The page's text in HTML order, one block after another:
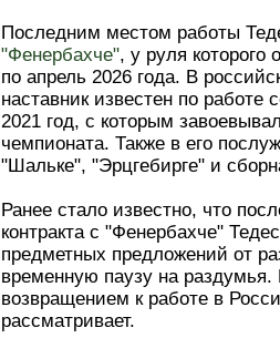
Последним местом работы
"Фенербахче", у руля которого
по апрель 2026 года. В
наставник известен по работе
2021 год, с которым
чемпионата. Также в его
"Шальке", "Эрцгебирге" и
Ранее стало известно, что
контракта с "Фенербахче"
предметных предложений от
временную паузу на
возвращением к работе в
рассматривает.